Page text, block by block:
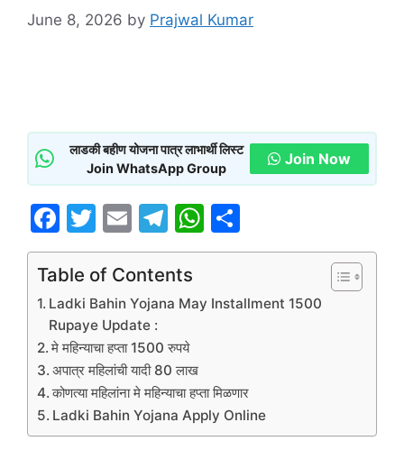
June 8, 2026 by Prajwal Kumar
लाडकी बहीण योजना पात्र लाभार्थी लिस्ट
Join WhatsApp Group
Join Now
F
a
c
e
b
o
o
k
T
w
itt
er
E
m
ai
l
T
el
e
gr
m
W
h
s
p
h
e
Table of Contents
Ladki Bahin Yojana May Installment 1500
Rupaye Update :
मे महिन्याचा हप्ता 1500 रुपये
अपात्र महिलांची यादी 80 लाख
कोणत्या महिलांना मे महिन्याचा हप्ता मिळणार
Ladki Bahin Yojana Apply Online